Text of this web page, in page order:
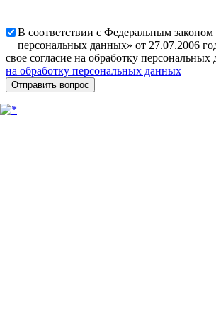
В соответствии с Федеральным
персональных данных» от 27.07.2006
свое согласие на обработку персональных
на обработку персональных данных